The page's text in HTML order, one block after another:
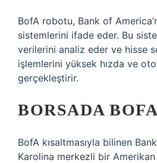
BofA robotu, Bank of
sistemlerini ifade eder. Bu
verilerini analiz eder ve hisse
işlemlerini yüksek hızda ve
gerçekleştirir.
BORSADA
BofA kısaltmasıyla bilinen
Karolina merkezli bir Amerikan